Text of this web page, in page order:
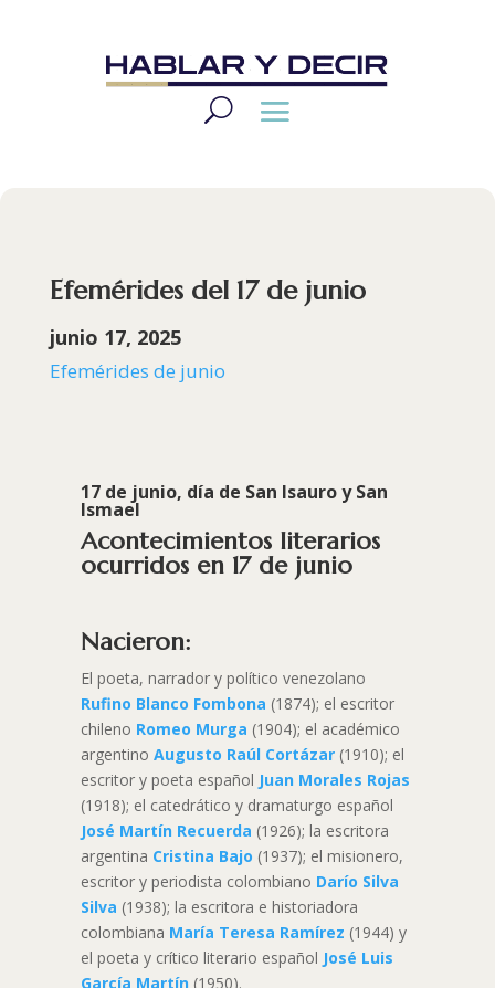
Efemérides del 17 de junio
junio 17, 2025
Efemérides de junio
17 de junio, día de San Isauro y San
Ismael
Acontecimientos literarios
ocurridos en 17 de junio
Nacieron:
El poeta, narrador y político venezolano
Rufino Blanco Fombona (1874); el escritor
chileno Romeo Murga (1904); el académico
argentino Augusto Raúl Cortázar(1910); el
escritor y poeta español Juan Morales Rojas
(1918); el catedrático y dramaturgo español
José Martín Recuerda (1926); la escritora
argentina Cristina Bajo (1937); el misionero,
escritor y periodista colombiano Darío Silva
Silva (1938); la escritora e historiadora
colombiana María Teresa Ramírez (1944) y
el poeta y crítico literario español José Luis
García Martín(1950).